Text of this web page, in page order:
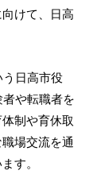
けて、日高
う日高市役
や転職者を
制や育休取
場交流を通
す。